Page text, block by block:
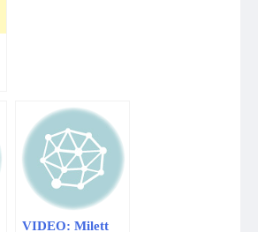
VIDEO: Milett